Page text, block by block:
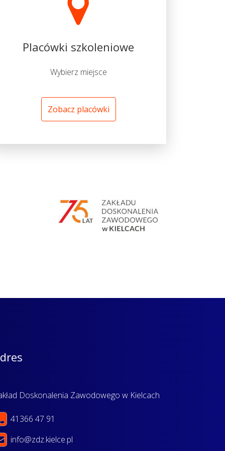
Placówki szkoleniowe
Wybierz miejsce
Zobacz placówki
Doskonalenia Zawodowego w Kielcach
41366 47 91
info@zdz.kielce.pl